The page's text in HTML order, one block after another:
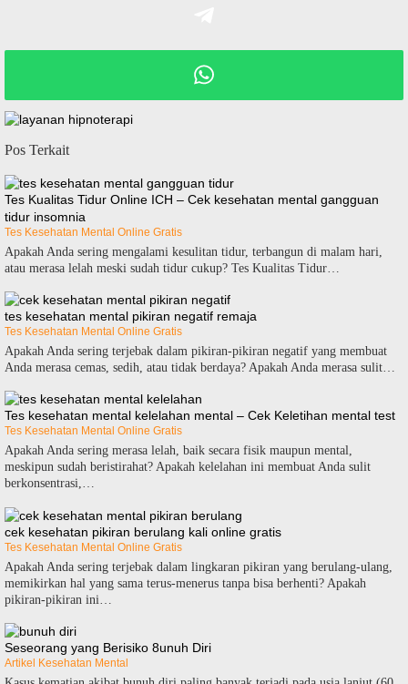
Pos Terkait
Tes Kualitas Tidur Online ICH – Cek kesehatan mental gangguan
tidur insomnia
Tes Kesehatan Mental Online Gratis
Apakah Anda sering mengalami kesulitan tidur, terbangun di malam hari,
atau merasa lelah meski sudah tidur cukup? Tes Kualitas Tidur…
tes kesehatan mental pikiran negatif remaja
Tes Kesehatan Mental Online Gratis
Apakah Anda sering terjebak dalam pikiran-pikiran negatif yang membuat
Anda merasa cemas, sedih, atau tidak berdaya? Apakah Anda merasa sulit…
Tes kesehatan mental kelelahan mental – Cek Keletihan mental test
Tes Kesehatan Mental Online Gratis
Apakah Anda sering merasa lelah, baik secara fisik maupun mental,
meskipun sudah beristirahat? Apakah kelelahan ini membuat Anda sulit
berkonsentrasi,…
cek kesehatan pikiran berulang kali online gratis
Tes Kesehatan Mental Online Gratis
Apakah Anda sering terjebak dalam lingkaran pikiran yang berulang-ulang,
memikirkan hal yang sama terus-menerus tanpa bisa berhenti? Apakah
pikiran-pikiran ini…
Seseorang yang Berisiko 8unuh Diri
Artikel Kesehatan Mental